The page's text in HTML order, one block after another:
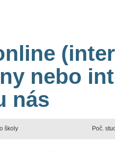
nebo
nás
školy Poč.